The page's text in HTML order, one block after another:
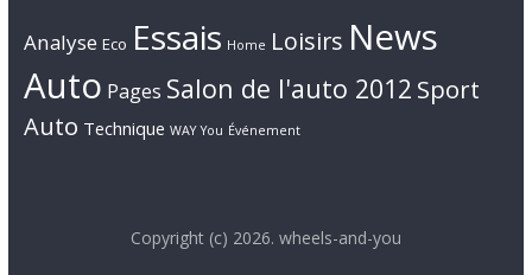
Analyse Eco Essais Home Loisirs News
Auto Pages Salon de l'auto 2012 Sport
Auto Technique WAY You Événement
Copyright (c) 2026. wheels-and-you